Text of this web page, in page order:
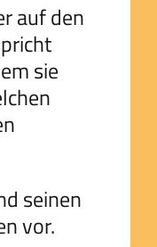
auf den
sie
seinen
vor.